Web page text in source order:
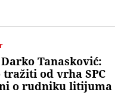
Tanasković:
od vrha SPC
o rudniku litijuma